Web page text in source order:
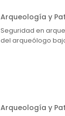
Arqueología y
Seguridad en
del arqueólogo
Arqueología y